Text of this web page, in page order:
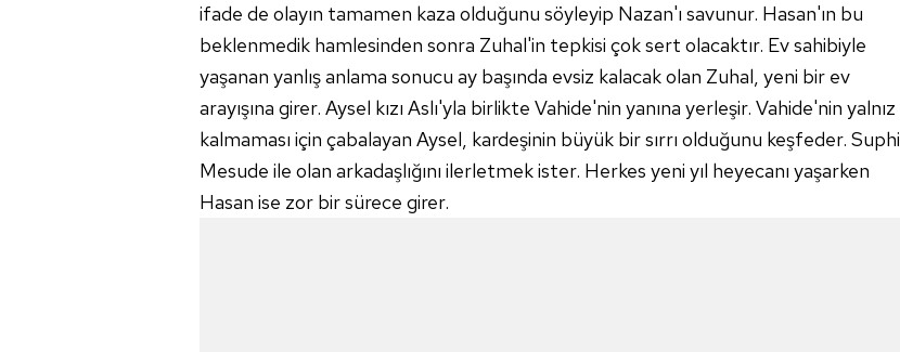
ifade de olayın tamamen kaza olduğunu söyleyip Nazan'ı savunur. Hasan'ın bu
beklenmedik hamlesinden sonra Zuhal'in tepkisi çok sert olacaktır. Ev sahibiyle
yaşanan yanlış anlama sonucu ay başında evsiz kalacak olan Zuhal, yeni bir ev
arayışına girer. Aysel kızı Aslı'yla birlikte Vahide'nin yanına yerleşir. Vahide'nin yalnız
kalmaması için çabalayan Aysel, kardeşinin büyük bir sırrı olduğunu keşfeder. Suphi
Mesude ile olan arkadaşlığını ilerletmek ister. Herkes yeni yıl heyecanı yaşarken
Hasan ise zor bir sürece girer.